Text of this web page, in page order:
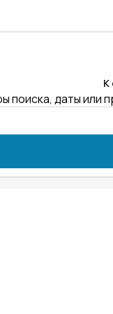
К
поиска, даты или